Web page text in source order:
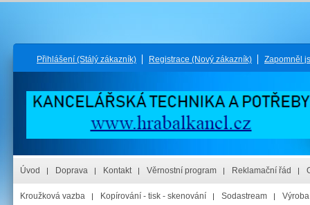
Přihlášení (Stálý zákazník) Registrace (Nový zákazník) Zapomněl
Úvod Doprava Kontakt Věrnostní program Reklamační řád
Kroužková vazba Kopírování - tisk - skenování Sodastream